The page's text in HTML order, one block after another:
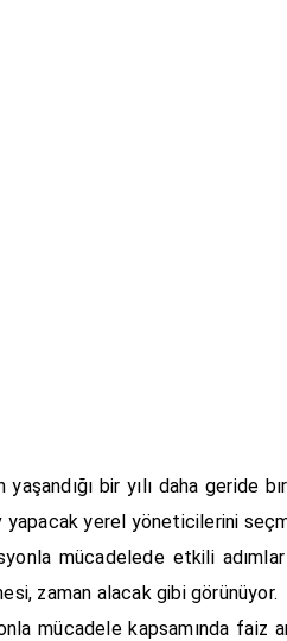
bir yılı daha geride
yapacak yerel yöneticilerini
mücadelede etkili
zaman alacak gibi görünüyor.
mücadele kapsamında faiz